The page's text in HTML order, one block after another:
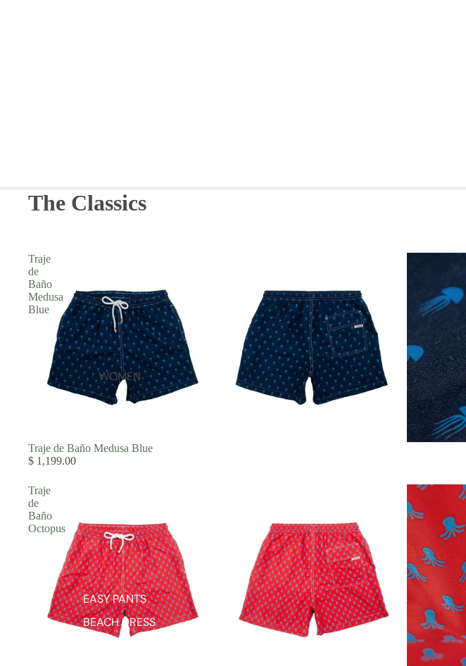
WOMEN
EASY PANTS
BEACH DRESS
The Classics
Traje
de
Baño
Medusa
Blue
Traje de Baño Medusa Blue
$ 1,199.00
Traje
de
Baño
Octopus